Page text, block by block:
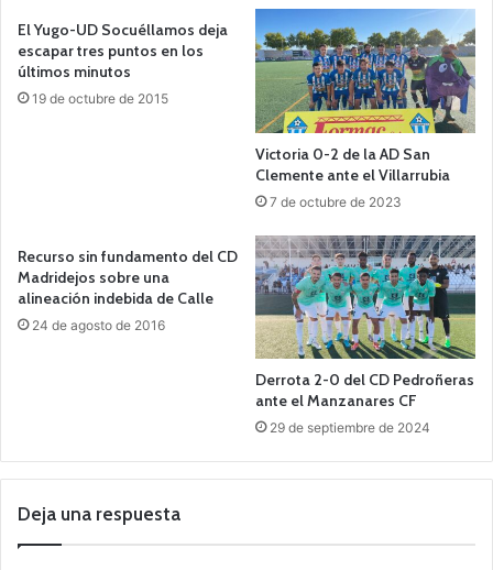
El Yugo-UD Socuéllamos deja
escapar tres puntos en los
últimos minutos
19 de octubre de 2015
Victoria 0-2 de la AD San
Clemente ante el Villarrubia
7 de octubre de 2023
Recurso sin fundamento del CD
Madridejos sobre una
alineación indebida de Calle
24 de agosto de 2016
Derrota 2-0 del CD Pedroñeras
ante el Manzanares CF
29 de septiembre de 2024
Deja una respuesta